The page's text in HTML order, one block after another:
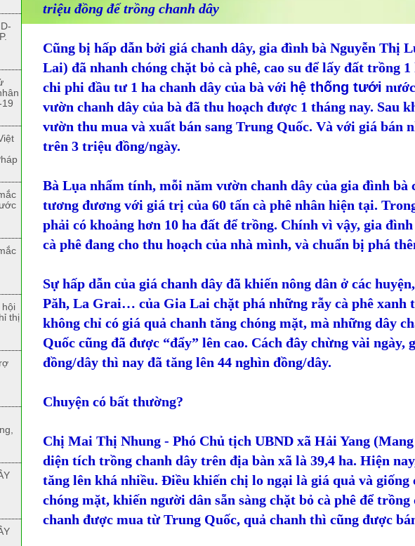
hội
thị
triệu đồng để trồng chanh dây
Cũng bị hấp dẫn bởi giá chanh dây, gia đình bà Nguyễn
Lai) đã nhanh chóng chặt bỏ cà phê, cao su để lấy đất trồng
chi phi đầu tư 1 ha chanh dây của bà với hệ thống tưới
vườn chanh dây của bà đã thu hoạch được 1 tháng nay. Sau
vườn thu mua và xuất bán sang Trung Quốc. Và với giá bán
trên 3 triệu đồng/ngày.
Bà Lụa nhẩm tính, mỗi năm vườn chanh dây của gia đình bà
tương đương với giá trị của 60 tấn cà phê nhân hiện tại.
phải có khoảng hơn 10 ha đất để trồng. Chính vì vậy, gia
cà phê đang cho thu hoạch của nhà mình, và chuẩn bị phá
Sự hấp dẫn của giá chanh dây đã khiến nông dân ở các
Păh, La Grai… của Gia Lai chặt phá những rẫy cà phê xanh
không chỉ có giá quả chanh tăng chóng mặt, mà những dây
Quốc cũng đã được “đẩy” lên cao. Cách đây chừng vài ngày,
đồng/dây thì nay đã tăng lên 44 nghìn đồng/dây.
Chuyện có bất thường?
Chị Mai Thị Nhung - Phó Chủ tịch UBND xã Hải Yang
diện tích trồng chanh dây trên địa bàn xã là 39,4 ha. Hiện
tăng lên khá nhiều. Điều khiến chị lo ngại là giá quả và giống
chóng mặt, khiến người dân sẵn sàng chặt bỏ cà phê để
chanh được mua từ Trung Quốc, quả chanh thì cũng được